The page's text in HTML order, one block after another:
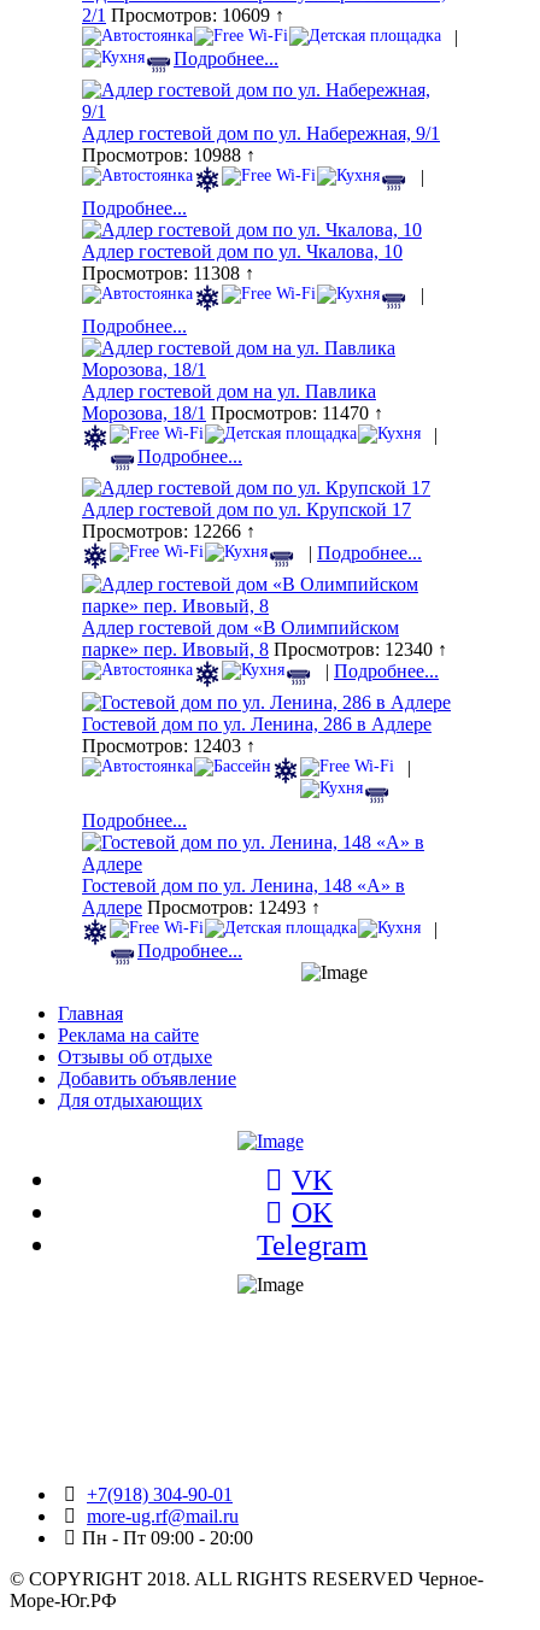
2/1 Просмотров: 10609 ↑
|
Подробнее...
Адлер гостевой дом по ул. Набережная, 9/1
Просмотров: 10988 ↑
|
Подробнее...
Адлер гостевой дом по ул. Чкалова, 10
Просмотров: 11308 ↑
|
Подробнее...
Адлер гостевой дом на ул. Павлика
Морозова, 18/1 Просмотров: 11470 ↑
|
Подробнее...
Адлер гостевой дом по ул. Крупской 17
Просмотров: 12266 ↑
| Подробнее...
Адлер гостевой дом «В Олимпийском
парке» пер. Ивовый, 8 Просмотров: 12340 ↑
| Подробнее...
Гостевой дом по ул. Ленина, 286 в Адлере
Просмотров: 12403 ↑
|
Подробнее...
Гостевой дом по ул. Ленина, 148 «А» в
Адлере Просмотров: 12493 ↑
|
Подробнее...
Главная
Реклама на сайте
Отзывы об отдыхе
Добавить объявление
Для отдыхающих
VK
OK
Telegram
+7(918) 304-90-01
more-ug.rf@mail.ru
Пн - Пт 09:00 - 20:00
© COPYRIGHT 2018. ALL RIGHTS RESERVED Черное-
Море-Юг.РФ